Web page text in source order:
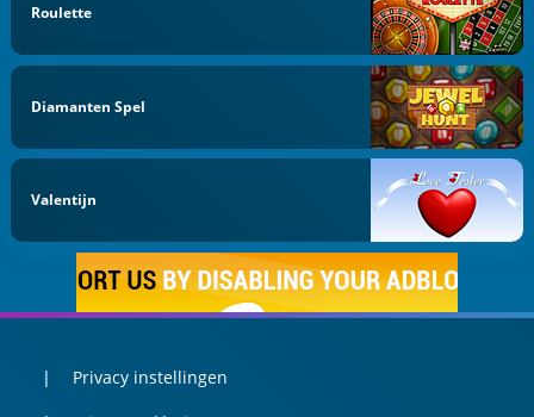
Roulette
Diamanten Spel
Valentijn
Privacy instellingen